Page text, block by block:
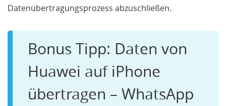
Datenübertragungsprozess abzuschließen.
Bonus Tipp: Daten von
Huawei auf iPhone
übertragen – WhatsApp